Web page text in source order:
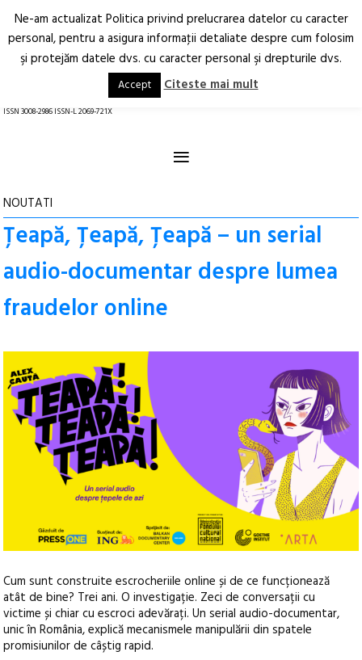
Arhitectură.
Oraș.
RO EN
ISSN 3008-2986 ISSN-L 2069-721X
≡
NOUTATI
Țeapă, Țeapă, Țeapă – un serial
audio-documentar despre lumea
fraudelor online
Cum sunt construite escrocheriile online și de ce funcționează
atât de bine? Trei ani. O investigație. Zeci de conversații cu
victime și chiar cu escroci adevărați. Un serial audio-documentar,
unic în România, explică mecanismele manipulării din spatele
promisiunilor de câștig rapid.
Ne-am actualizat Politica privind prelucrarea datelor cu caracter
personal, pentru a asigura informaţii detaliate despre cum folosim
şi protejăm datele dvs. cu caracter personal şi drepturile dvs.
Accept Citeste mai mult